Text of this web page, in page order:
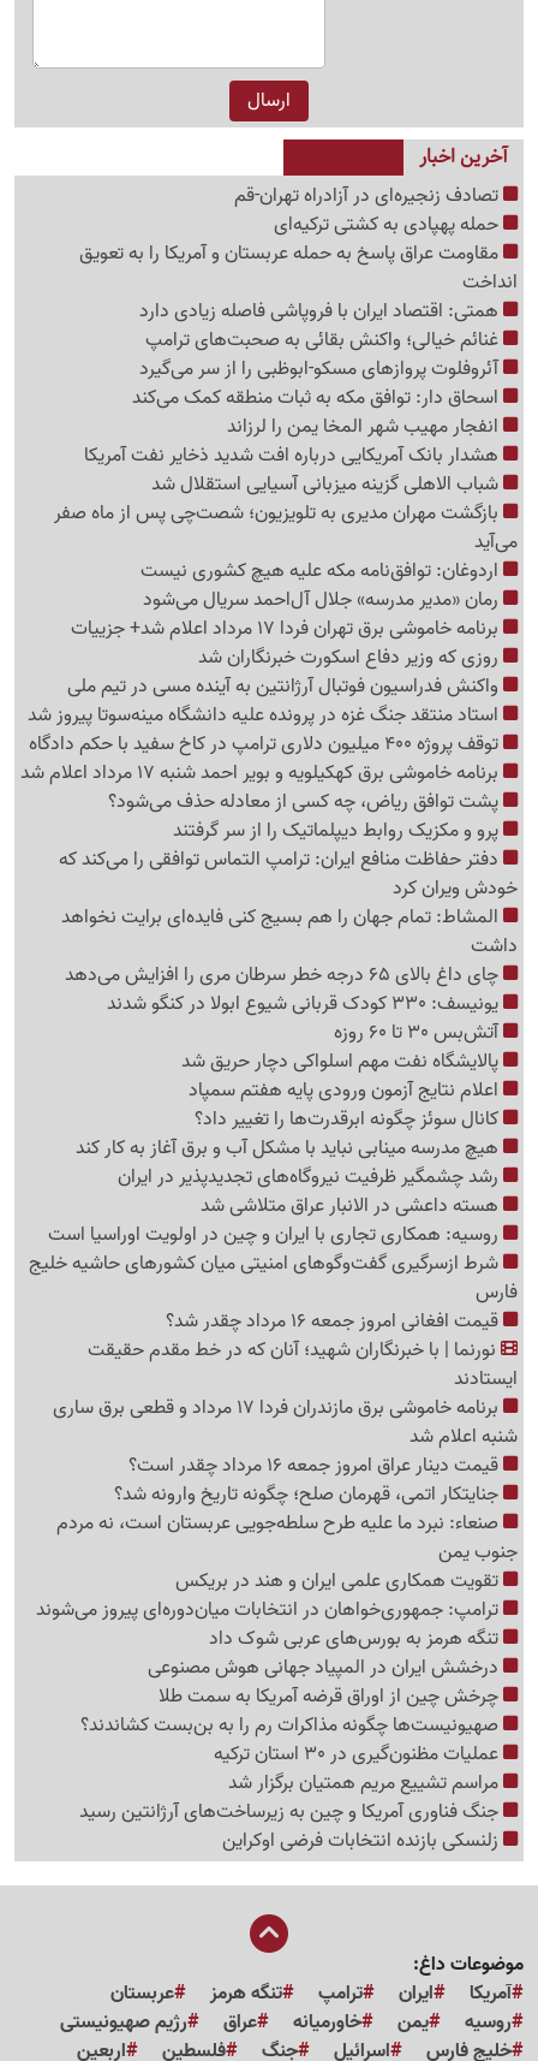
آخرین اخبار
تصادف زنجیره‌ای در آزادراه تهران-قم
حمله پهپادی به کشتی ترکیه‌ای
مقاومت عراق پاسخ به حمله عربستان و آمریکا را به تعویق
انداخت
همتی: اقتصاد ایران با فروپاشی فاصله زیادی دارد
غنائم خیالی؛ واکنش بقائی به صحبت‌های ترامپ
آئروفلوت پروازهای مسکو-ابوظبی را از سر می‌گیرد
اسحاق دار: توافق مکه به ثبات منطقه کمک می‌کند
انفجار مهیب شهر المخا یمن را لرزاند
هشدار بانک آمریکایی درباره افت شدید ذخایر نفت آمریکا
شباب الاهلی گزینه میزبانی آسیایی استقلال شد
بازگشت مهران مدیری به تلویزیون؛ شصت‌چی پس از ماه صفر
می‌آید
اردوغان: توافق‌نامه مکه علیه هیچ کشوری نیست
رمان «مدیر مدرسه» جلال آل‌احمد سریال می‌شود
برنامه خاموشی برق تهران فردا 17 مرداد اعلام شد+ جزییات
روزی که وزیر دفاع اسکورت خبرنگاران شد
واکنش فدراسیون فوتبال آرژانتین به آینده مسی در تیم ملی
استاد منتقد جنگ غزه در پرونده علیه دانشگاه مینه‌سوتا پیروز شد
توقف پروژه 400 میلیون دلاری ترامپ در کاخ سفید با حکم دادگاه
برنامه خاموشی برق کهکیلویه و بویر احمد شنبه 17 مرداد اعلام شد
پشت توافق ریاض، چه کسی از معادله حذف می‌شود؟
پرو و مکزیک روابط دیپلماتیک را از سر گرفتند
دفتر حفاظت منافع ایران: ترامپ التماس توافقی را می‌کند که
خودش ویران کرد
المشاط: تمام جهان را هم بسیج کنی فایده‌ای برایت نخواهد
داشت
چای داغ بالای 65 درجه خطر سرطان مری را افزایش می‌دهد
یونیسف: 330 کودک قربانی شیوع ابولا در کنگو شدند
آتش‌بس 30 تا 60 روزه
پالایشگاه نفت مهم اسلواکی دچار حریق شد
اعلام نتایج آزمون ورودی پایه هفتم سمپاد
کانال سوئز چگونه ابرقدرت‌ها را تغییر داد؟
هیچ مدرسه مینابی نباید با مشکل آب و برق آغاز به کار کند
رشد چشمگیر ظرفیت نیروگاه‌های تجدیدپذیر در ایران
هسته داعشی در الانبار عراق متلاشی شد
روسیه: همکاری تجاری با ایران و چین در اولویت اوراسیا است
شرط ازسرگیری گفت‌وگوهای امنیتی میان کشورهای حاشیه خلیج
فارس
قیمت افغانی امروز جمعه 16 مرداد چقدر شد؟
نورنما | با خبرنگاران شهید؛ آنان که در خط مقدم حقیقت
ایستادند
برنامه خاموشی برق مازندران فردا 17 مرداد و قطعی برق ساری
شنبه اعلام شد
قیمت دینار عراق امروز جمعه 16 مرداد چقدر است؟
جنایتکار اتمی، قهرمان صلح؛ چگونه تاریخ وارونه شد؟
صنعاء: نبرد ما علیه طرح سلطه‌جویی عربستان است، نه مردم
جنوب یمن
تقویت همکاری علمی ایران و هند در بریکس
ترامپ: جمهوری‌خواهان در انتخابات میان‌دوره‌ای پیروز می‌شوند
تنگه هرمز به بورس‌های عربی شوک داد
درخشش ایران در المپیاد جهانی هوش مصنوعی
چرخش چین از اوراق قرضه آمریکا به سمت طلا
صهیونیست‌ها چگونه مذاکرات رم را به بن‌بست کشاندند؟
عملیات مظنون‌گیری در 30 استان ترکیه
مراسم تشییع مریم همتیان برگزار شد
جنگ فناوری آمریکا و چین به زیرساخت‌های آرژانتین رسید
زلنسکی بازنده انتخابات فرضی اوکراین
موضوعات داغ:
آمریکا
ایران ترامپ تنگه هرمز
عربستان
روسیه
یمن خاورمیانه عراق
رژیم صهیونیستی
خلیج فارس
اسرائیل جنگ فلسطین اربعین